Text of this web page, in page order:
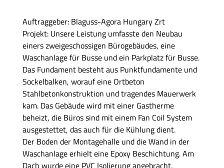
Auftraggeber: Blaguss-Agora Hungary Zrt
Projekt: Unsere Leistung umfasste den Neubau
einers zweigeschossigen Bürogebäudes, eine
Waschanlage für Busse und ein Parkplatz für Busse.
Das Fundament besteht aus Punktfundamente und
Sockelbalken, worauf eine Ortbeton
Stahlbetonkonstruktion und tragendes Mauerwerk
kam. Das Gebäude wird mit einer Gastherme
beheizt, die Büros sind mit einem Fan Coil System
ausgestettet, das auch für die Kühlung dient.
Der Boden der Montagehalle und die Wand in der
Waschanlage erhielt eine Epoxy Beschichtung. Am
Dach wurde eine PVC Isolierung angebracht.